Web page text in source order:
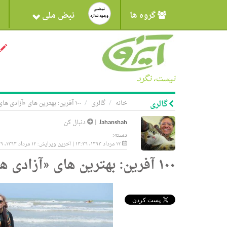
گروه ها نبض ملی
نیست، نگرد
خانه گالری ۱۰۰ آفرین: بهترین های «آزادی های یواشکی» گالری
Jahanshah
|
دنبال کن
دسته:
۱۰۰ آفرین: بهترین های «آزادی های یواشکی»